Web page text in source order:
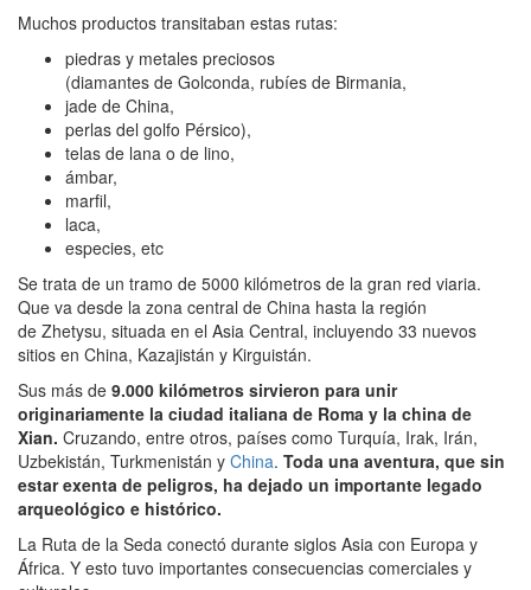
Muchos productos transitaban estas rutas:
piedras y metales preciosos
(diamantes de Golconda, rubíes de Birmania,
jade de China,
perlas del golfo Pérsico),
telas de lana o de lino,
ámbar,
marfil,
laca,
especies, etc
Se trata de un tramo de 5000 kilómetros de la gran red viaria.
Que va desde la zona central de China hasta la región
de Zhetysu, situada en el Asia Central, incluyendo 33 nuevos
sitios en China, Kazajistán y Kirguistán.
Sus más de 9.000 kilómetros sirvieron para unir
originariamente la ciudad italiana de Roma y la china de
Xian. Cruzando, entre otros, países como Turquía, Irak, Irán,
Uzbekistán, Turkmenistán y China. Toda una aventura, que sin
estar exenta de peligros, ha dejado un importante legado
arqueológico e histórico.
La Ruta de la Seda conectó durante siglos Asia con Europa y
África. Y esto tuvo importantes consecuencias comerciales y